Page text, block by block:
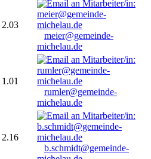
2.03
meier@gemeinde-
michelau.de
1.01
rumler@gemeinde-
michelau.de
2.16
b.schmidt@gemeinde-